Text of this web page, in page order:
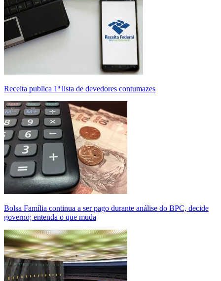
Receita publica 1ª lista de devedores contumazes
Bolsa Família continua a ser pago durante análise do BPC, decide
governo; entenda o que muda